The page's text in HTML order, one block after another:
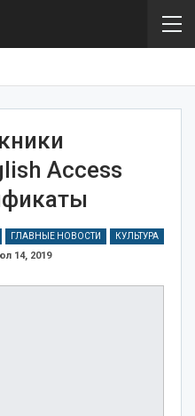
Access
ГЛАВНЫЕ НОВОСТИ КУЛЬТУРА
14, 2019